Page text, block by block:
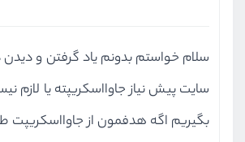
سلام خواستم بدونم یاد گرفتن و دیدن
سایت پیش نیاز جاوااسکریپته یا لازم
بگیریم اگه هدفمون از جاوااسکریپت